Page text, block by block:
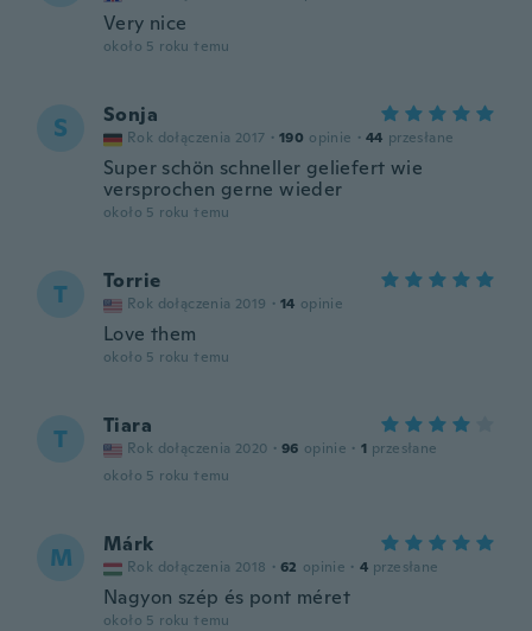
Very nice
około 5 roku temu
S Sonja
Rok dołączenia 2017 · 190 opinie · 44 przesłane
Super schön schneller geliefert wie
versprochen gerne wieder
około 5 roku temu
T Torrie
Rok dołączenia 2019 · 14 opinie
Love them
około 5 roku temu
T Tiara
Rok dołączenia 2020 · 96 opinie · 1 przesłane
około 5 roku temu
M Márk
Rok dołączenia 2018 · 62 opinie · 4 przesłane
Nagyon szép és pont méret
około 5 roku temu